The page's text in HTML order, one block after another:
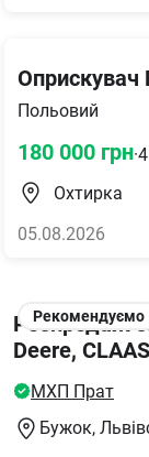
Оприскувач
Польовий
180 000 грн·
Охтирка
05.08.2026
Рекомендуємо
Розпродаж
Deere,
МХП Прат
Бужок,